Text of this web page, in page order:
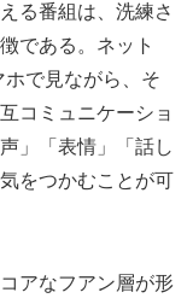
る番組は、洗練さ
である。ネット
で見ながら、そ
コミュニケーショ
」「表情」「話し
をつかむことが可
アなフアン層が形